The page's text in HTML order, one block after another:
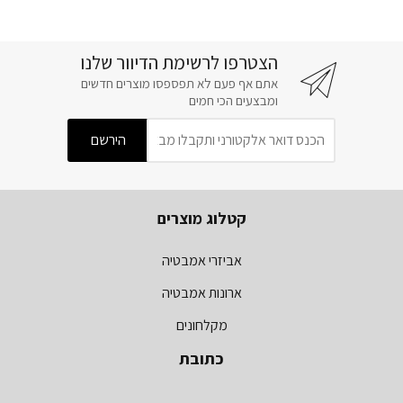
הצטרפו לרשימת הדיוור שלנו
אתם אף פעם לא תפספסו מוצרים חדשים
ומבצעים הכי חמים
קטלוג מוצרים
אביזרי אמבטיה
ארונות אמבטיה
מקלחונים
כתובת